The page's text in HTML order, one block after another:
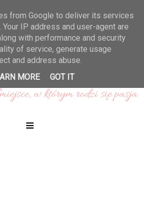
≡
from Google to deliver its services
IP address and user-agent are
with performance and security
of service, generate usage
and address abuse.
MORE
GOT IT